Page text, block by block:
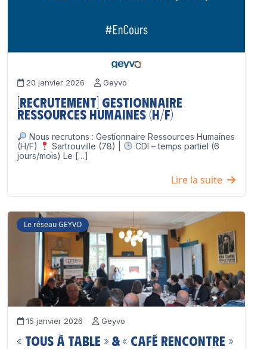
20 janvier 2026 Geyvo
[Recrutement] Gestionnaire
Ressources Humaines (H/F)
Nous recrutons : Gestionnaire Ressources Humaines
(H/F)
Sartrouville (78) |
CDI – temps partiel (6
jours/mois) Le […]
Lire la suite
Le réseau GEYVO
15 janvier 2026 Geyvo
« Tous à table » & « Café Rencontre »